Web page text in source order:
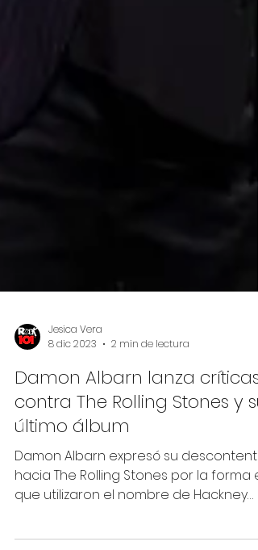
8 dic 2023
2 min de lectura
Damon Albarn lanza críticas
contra The Rolling Stones y su
último álbum
hacia The Rolling Stones por la forma